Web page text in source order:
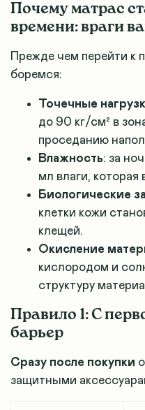
Почему матрас
времени: враги
Прежде чем перейти к
боремся:
Точечные
до 90 кг/см² в
проседанию
Влажность: за
мл влаги,
Биологические
клетки кожи
клещей.
Окисление
кислородом и
структуру
Правило 1: С
барьер
Сразу после покупки
защитными